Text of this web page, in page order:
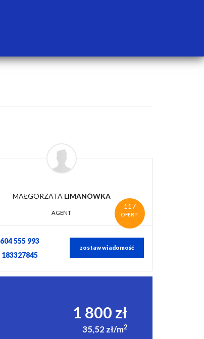
117
OFERT
MAŁGORZATA LIMANÓWKA
AGENT
604 555 993
183327845
zostaw wiadomość
1 800 zł
35,52 zł/m2